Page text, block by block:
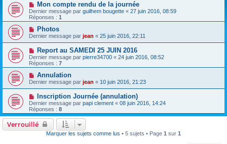
Mon compte rendu de la journée
Dernier message par guilhem bougette « 27 juin 2016, 08:59
Réponses : 1
Photos
Dernier message par jean « 25 juin 2016, 22:11
Report au SAMEDI 25 JUIN 2016
Dernier message par pierre34700 « 24 juin 2016, 08:52
Réponses : 7
Annulation
Dernier message par jean « 10 juin 2016, 21:23
Inscription Journée (annulation)
Dernier message par papi clement « 08 juin 2016, 14:24
Réponses : 8
Verrouillé
Marquer les sujets comme lus • 5 sujets • Page 1 sur 1